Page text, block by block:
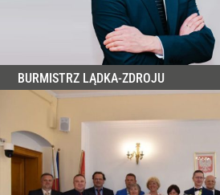
BURMISTRZ LĄDKA-ZDROJU